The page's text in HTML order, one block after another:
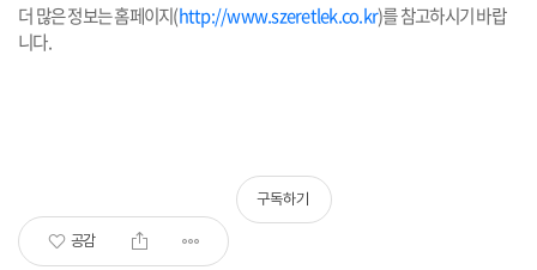
더 많은 정보는 홈페이지(http://www.szeretlek.co.kr)를 참고하시기 바랍
니다.
공감
구독하기